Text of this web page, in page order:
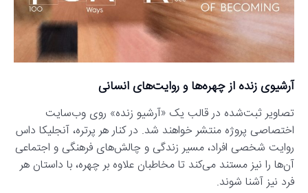
آرشیوی زنده از چهره‌ها و روایت‌های انسانی
تصاویر ثبت‌شده در قالب یک «آرشیو زنده» روی وب‌سایت
اختصاصی پروژه منتشر خواهند شد. در کنار هر پرتره، آنجلیکا داس
روایت شخصی افراد، مسیر زندگی و چالش‌های فرهنگی و اجتماعی
آن‌ها را نیز مستند می‌کند تا مخاطبان علاوه بر چهره، با داستان هر
فرد نیز آشنا شوند.